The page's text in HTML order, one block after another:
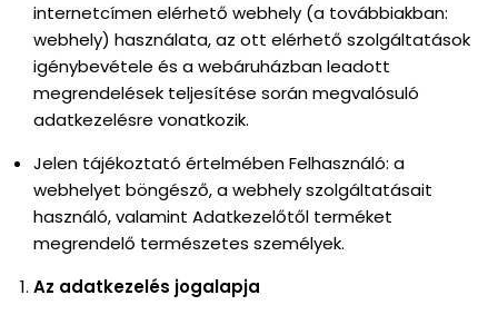
internetcímen elérhető webhely (a továbbiakban:
webhely) használata, az ott elérhető szolgáltatások
igénybevétele és a webáruházban leadott
megrendelések teljesítése során megvalósuló
adatkezelésre vonatkozik.
Jelen tájékoztató értelmében Felhasználó: a
webhelyet böngésző, a webhely szolgáltatásait
használó, valamint Adatkezelőtől terméket
megrendelő természetes személyek.
Az adatkezelés jogalapja